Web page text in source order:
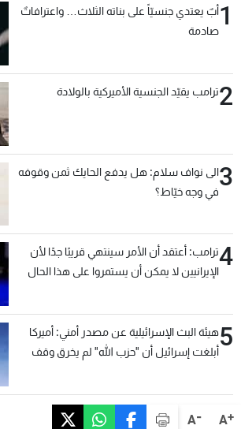
A+
A-
1أبٌ يعتدي جنسيّاً على بناته الثلاث… واعترافاتٌ
صادمة
2ترامب يقيّد الجنسية الأميركية بالولادة
3الى نواف سلام: هل يدفع الحايك ثمن وقوفه
في وجه خيّاط؟
4ترامب: أعتقد أن الأمر سينتهي قريبًا جدًا لأن
الإيرانيين لا يمكن أن يستمروا على هذا الحال
5هيئة البث الإسرائيلية عن مصدر أمني: أميركا
أبلغت إسرائيل أن "حزب الله" لم يخرق وقف
عن MTV
لاعلاناتكم
شروط الإسـتخدام
سياسة الخصوصية